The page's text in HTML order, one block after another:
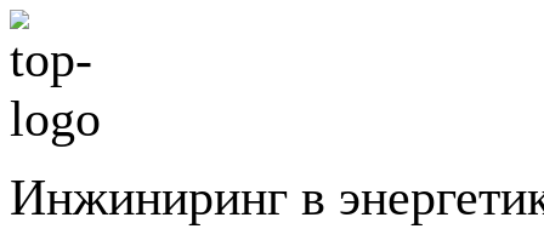
Инжиниринг в